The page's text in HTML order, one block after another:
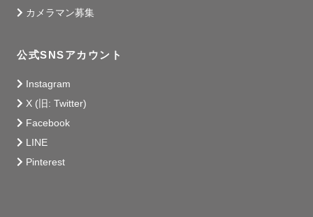
カメラマン募集
公式SNSアカウント
Instagram
X (旧: Twitter)
Facebook
LINE
Pinterest